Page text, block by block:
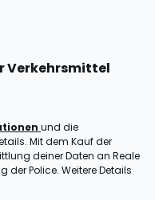
Verkehrsmittel
und die
Mit dem Kauf der
deiner Daten an Reale
der Police. Weitere Details